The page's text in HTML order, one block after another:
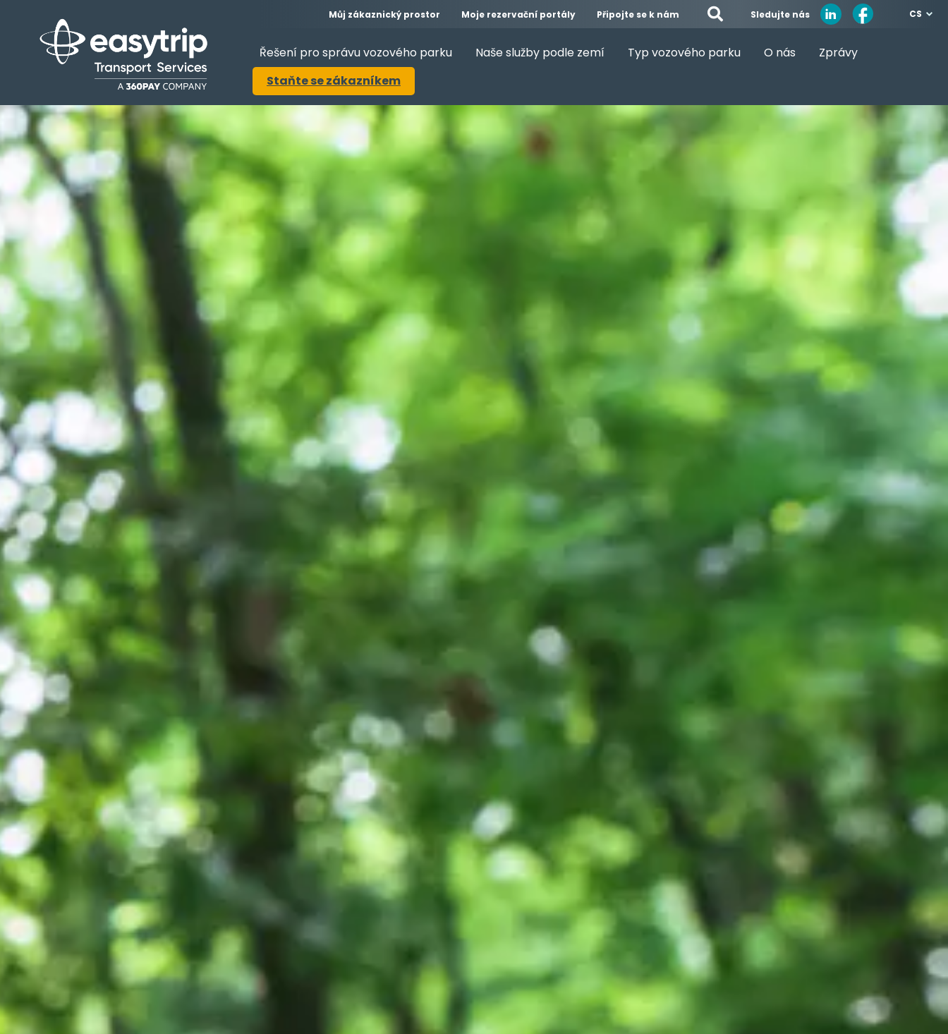
Můj zákaznický prostor Moje rezervační portály Připojte se k nám Sledujte nás CS
Řešení pro správu vozového parku Naše služby podle zemí Typ vozového parku O nás
Zprávy
Staňte se zákazníkem